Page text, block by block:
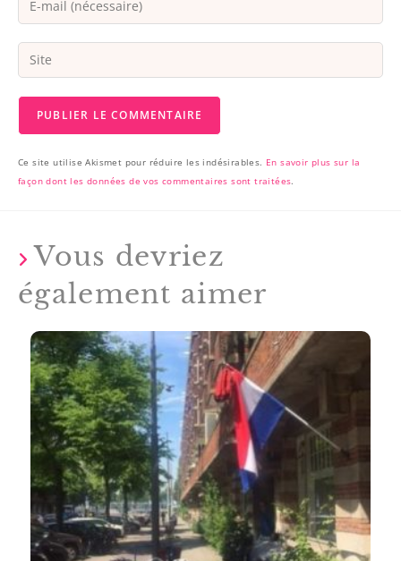
Ce site utilise Akismet pour réduire les indésirables. En savoir plus sur la
façon dont les données de vos commentaires sont traitées.
Vous devriez
également aimer